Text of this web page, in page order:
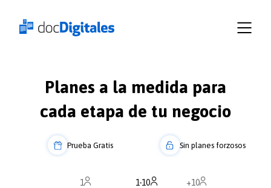
Recursos
docDigitales
docDigitales
Planes a la medida para
cada etapa de tu negocio
Prueba Gratis Sin planes forzosos
1
1-10
+10